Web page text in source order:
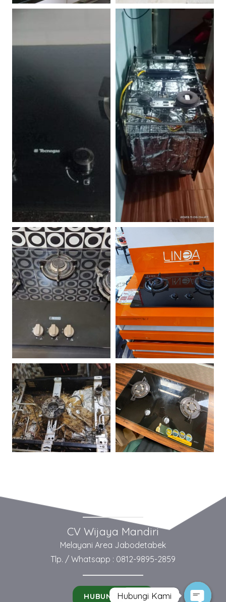
CV Wijaya Mandiri
Melayani Area Jabodetabek
Tlp. / Whatsapp : 0812-9895-2859
HUBUNGI KAMIContact us
Hubungi Kami